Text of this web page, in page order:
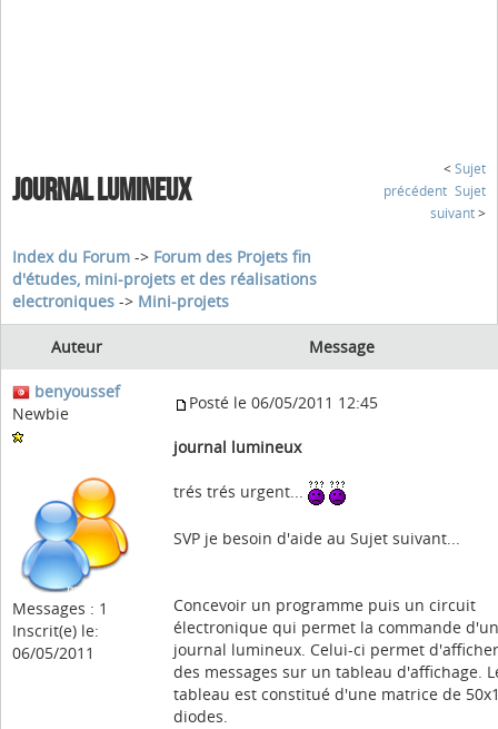
JOURNAL LUMINEUX
< Sujet
précédent Sujet
suivant >
Index du Forum -> Forum des Projets fin
d'études, mini-projets et des réalisations
electroniques -> Mini-projets
Auteur Message
benyoussef
Newbie
Messages : 1
Inscrit(e) le:
06/05/2011
Posté le 06/05/2011 12:45
journal lumineux
trés trés urgent...
SVP je besoin d'aide au Sujet suivant...
Concevoir un programme puis un circuit
électronique qui permet la commande d'un
journal lumineux. Celui-ci permet d'afficher
des messages sur un tableau d'affichage.
tableau est constitué d'une matrice de
diodes.